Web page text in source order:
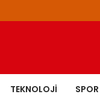
TEKNOLOJI SPOR